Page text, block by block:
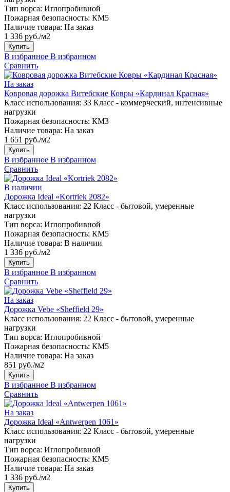
Тип ворса: Иглопробивной
Пожарная безопасность: КМ5
Наличие товара: На заказ
1 336 руб./м2
Купить
В избранное В избранном
Сравнить
На заказ
Ковровая дорожка Витебские Ковры «Кардинал Красная»
Класс использования: 33 Класс - коммерческий, интенсивные
нагрузки
Пожарная безопасность: КМ3
Наличие товара: На заказ
1 651 руб./м2
Купить
В избранное В избранном
Сравнить
В наличии
Дорожка Ideal «Kortriek 2082»
Класс использования: 22 Класс - бытовой, умеренные
нагрузки
Тип ворса: Иглопробивной
Пожарная безопасность: КМ5
Наличие товара: В наличии
1 336 руб./м2
Купить
В избранное В избранном
Сравнить
На заказ
Дорожка Vebe «Sheffield 29»
Класс использования: 22 Класс - бытовой, умеренные
нагрузки
Тип ворса: Иглопробивной
Пожарная безопасность: КМ5
Наличие товара: На заказ
851 руб./м2
Купить
В избранное В избранном
Сравнить
На заказ
Дорожка Ideal «Antwerpen 1061»
Класс использования: 22 Класс - бытовой, умеренные
нагрузки
Тип ворса: Иглопробивной
Пожарная безопасность: КМ5
Наличие товара: На заказ
1 336 руб./м2
Купить